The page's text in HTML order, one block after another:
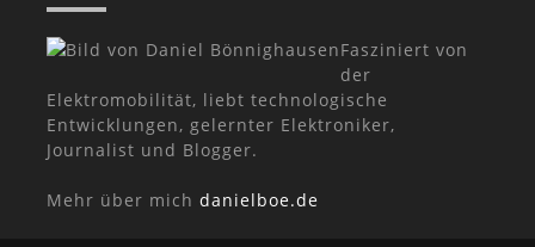
Fasziniert von
der
Elektromobilität, liebt technologische
Entwicklungen, gelernter Elektroniker,
Journalist und Blogger.
Mehr über mich danielboe.de